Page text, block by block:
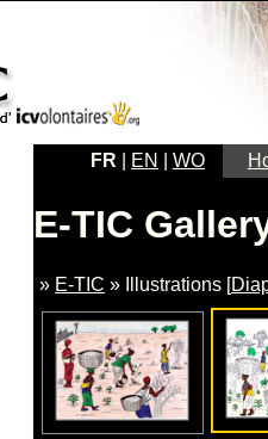
FR EN WO
E-TIC
» E-TIC » Illustrations [